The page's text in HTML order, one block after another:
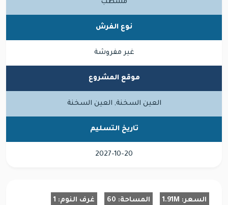
مشطب
نوع الفرش
غير مفروشة
موقع المشروع
العين السخنة, العين السخنة
تاريخ التسليم
2027-10-20
السعر: 1.91M المساحة: 60 غرف النوم: 1